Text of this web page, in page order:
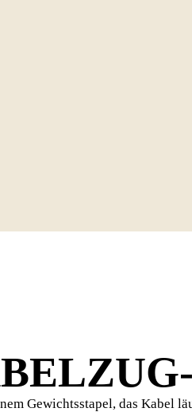
Gewichtsstapel, das Kabel